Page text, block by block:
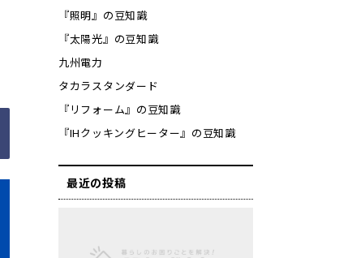
『照明』の豆知識
『太陽光』の豆知識
九州電力
タカラスタンダード
『リフォーム』の豆知識
『IHクッキングヒーター』の豆知識
最近の投稿